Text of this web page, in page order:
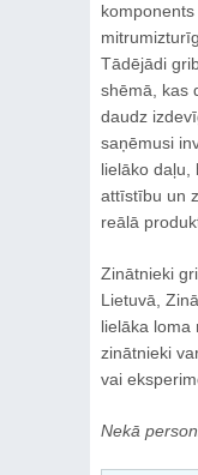
Tādējādi
shēmā, kas
daudz
saņēmusi
lielāko daļu,
attīstību un
reālā
Zinātnieki
Lietuvā,
lielāka loma
zinātnieki
vai
Nekā